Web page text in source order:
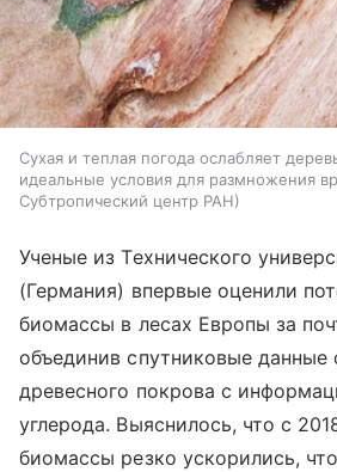
Сухая и теплая погода ослабляет
идеальные условия для размножения
Субтропический центр РАН
Ученые из Технического
(Германия) впервые оценили
биомассы в лесах Европы за
объединив спутниковые данные
древесного покрова с
углерода. Выяснилось, что с
биомассы резко ускорились,